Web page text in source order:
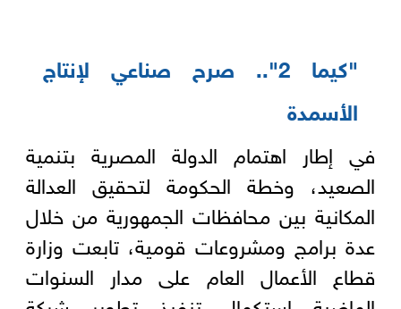
"كيما 2".. صرح صناعي لإنتاج
الأسمدة
في إطار اهتمام الدولة المصرية بتنمية
الصعيد، وخطة الحكومة لتحقيق العدالة
المكانية بين محافظات الجمهورية من خلال
عدة برامج ومشروعات قومية، تابعت وزارة
قطاع الأعمال العام على مدار السنوات